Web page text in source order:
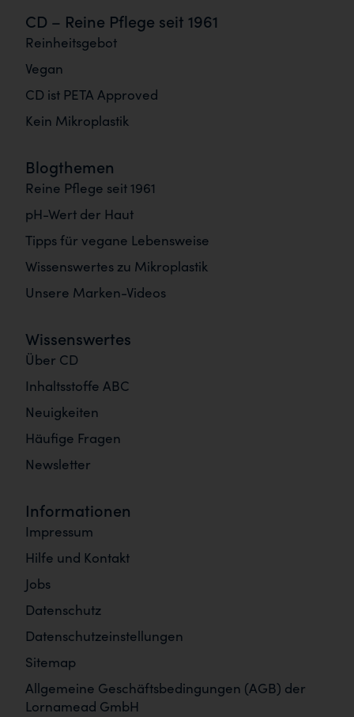
CD – Reine Pflege seit 1961
Reinheitsgebot
Vegan
CD ist PETA Approved
Kein Mikroplastik
Blogthemen
Reine Pflege seit 1961
pH-Wert der Haut
Tipps für vegane Lebensweise
Wissenswertes zu Mikroplastik
Unsere Marken-Videos
Wissenswertes
Über CD
Inhaltsstoffe ABC
Neuigkeiten
Häufige Fragen
Newsletter
Informationen
Impressum
Hilfe und Kontakt
Jobs
Datenschutz
Datenschutzeinstellungen
Sitemap
Allgemeine Geschäftsbedingungen (AGB) der
Lornamead GmbH